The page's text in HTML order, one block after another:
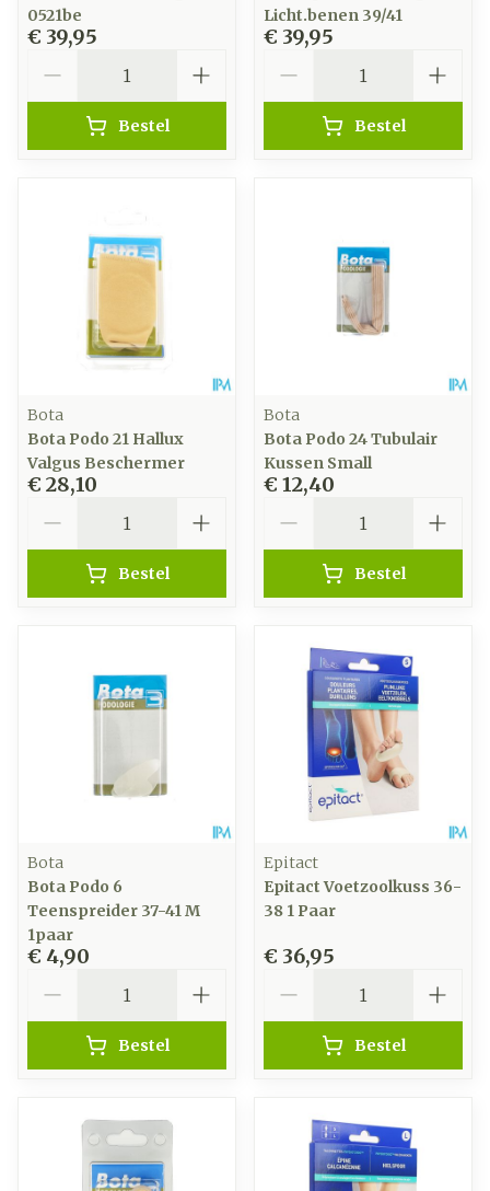
0521be
€ 39,95
Bestel
Licht.benen 39/41
€ 39,95
Bestel
Bota
Bota Podo 21 Hallux
Valgus Beschermer
€ 28,10
Bestel
Bota
Bota Podo 24 Tubulair
Kussen Small
€ 12,40
Bestel
Bota
Bota Podo 6
Teenspreider 37-41 M
1paar
€ 4,90
Bestel
Epitact
Epitact Voetzoolkuss 36-
38 1 Paar
€ 36,95
Bestel